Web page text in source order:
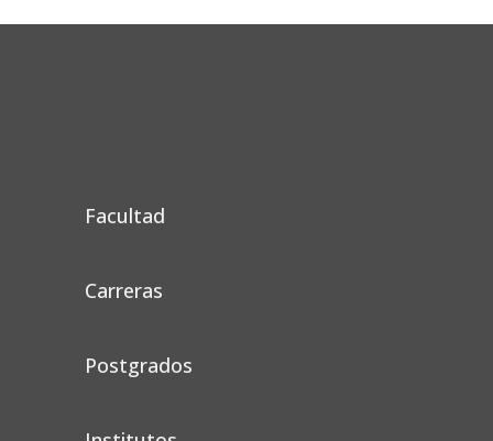
Facultad
Carreras
Postgrados